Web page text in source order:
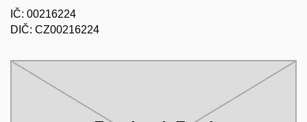
IČ: 00216224
DIČ: CZ00216224